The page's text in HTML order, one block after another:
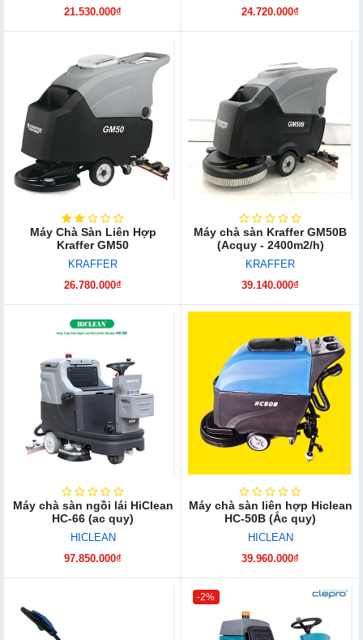
21.530.000₫
24.720.000₫
Máy Chà Sàn Liên Hợp
Kraffer GM50
KRAFFER
26.780.000₫
Máy chà sàn Kraffer GM50B
(Acquy - 2400m2/h)
KRAFFER
39.140.000₫
Máy chà sàn ngồi lái HiClean
HC-66 (ac quy)
HICLEAN
97.850.000₫
Máy chà sàn liên hợp Hiclean
HC-50B (Ắc quy)
HICLEAN
39.960.000₫
-2%